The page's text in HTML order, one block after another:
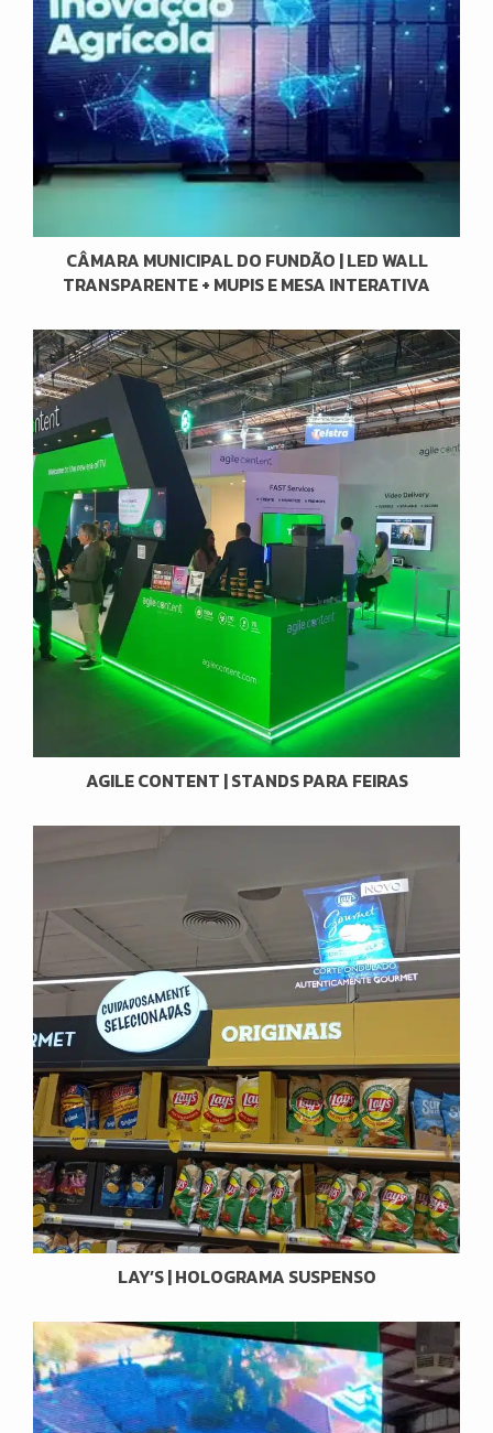
CÂMARA MUNICIPAL DO FUNDÃO | LED WALL
TRANSPARENTE + MUPIS E MESA INTERATIVA
AGILE CONTENT | STANDS PARA FEIRAS
LAY’S | HOLOGRAMA SUSPENSO